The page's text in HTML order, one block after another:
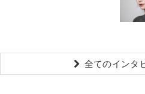
全てのインタ